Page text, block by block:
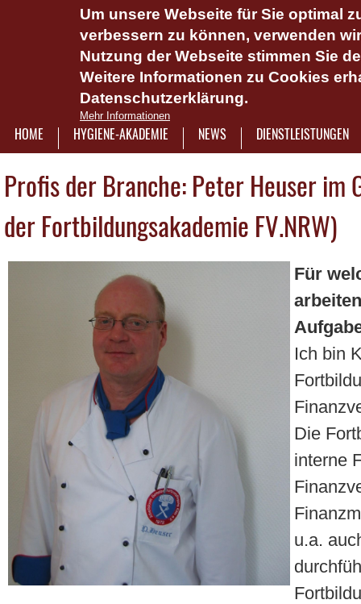
Um unsere Webseite für Sie optimal
verbessern zu können, verwenden
Nutzung der Webseite stimmen Sie
Weitere Informationen zu Cookies
Datenschutzerklärung.
Mehr Informationen
HOME HYGIENE-AKADEMIE NEWS DIENSTLEISTUNGEN
Das
Plattform
7921322
Profis der Branche: Peter Heuser im
der Fortbildungsakademie FV.NRW)
Für
Ich bin
Die
interne
u.a.